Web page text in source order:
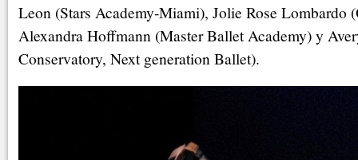
Leon (Stars Academy-Miami), Jolie Rose Lombardo
Alexandra Hoffmann (Master Ballet Academy) y
Conservatory, Next generation Ballet).